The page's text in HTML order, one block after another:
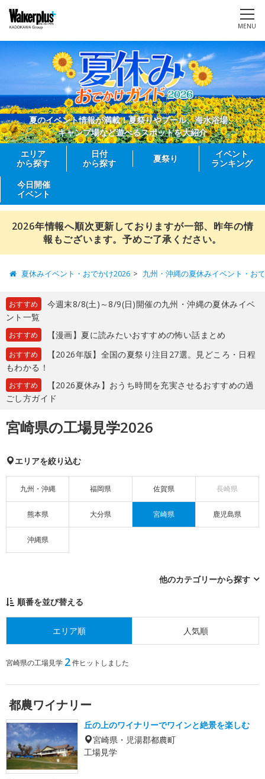
MENU
夏のイベント情報が満載！夏祭りやプール、海水浴場、
キャンプ場など遊べるスポットを大紹介
エリア
から探す
日付
から探す
夏祭り
イベント
ランキング
今日開催
イベント
2026年情報へ順次更新しておりますが一部、昨年の情
報もございます。予めご了承ください。
夏休みイベント・おでかけ2026 九州・沖縄の夏休みイベント・お
おすすめ
今週末8/8(土)～8/9(日)開催の九州・沖縄の夏休みイベ
ント一覧
おすすめ 【漫画】夏に読みたいおすすめの怖い話まとめ
おすすめ
【2026年版】全国の夏祭り注目27選。見どころ・日程
もわかる！
おすすめ
【2026夏休み】おうち時間を充実させるおすすめの過
ごし方ガイド
宮崎県の工場見学2026
エリアを絞り込む
九州・沖縄 福岡県 佐賀県 長崎県
熊本県 大分県 宮崎県 鹿児島県
沖縄県
他のカテゴリーから探す
順番を並び替える
エリア順 人気順
宮崎県の工場見学 2件ヒットしました
都農ワイナリー
丘の上のワイナリーでワインと絶景を楽しむ
宮崎県・児湯郡都農町
工場見学